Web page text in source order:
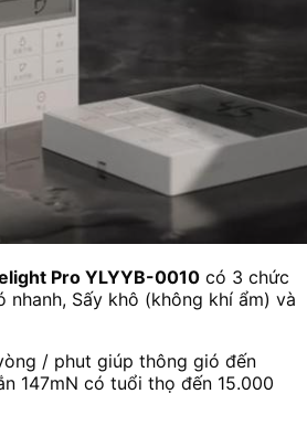
Pro YLYYB-0010 có 3 chức
nhanh, Sấy khô (không khí ẩm) và
/ phut giúp thông gió đến
147mN có tuổi thọ đến 15.000